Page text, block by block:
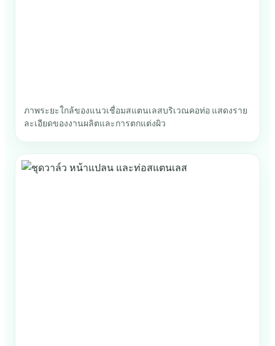
ภาพระยะใกล้ของแนวเชื่อมสแตนเลสบริเวณคอท่อ แสดงราย
ละเอียดของงานผลิตและการตกแต่งผิว